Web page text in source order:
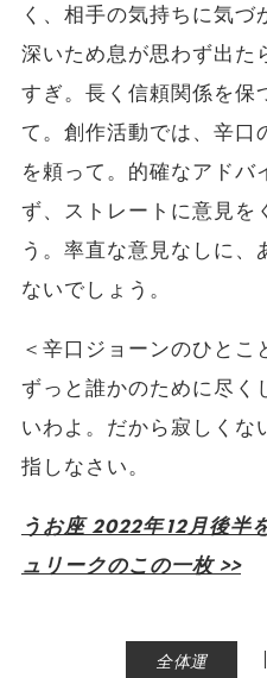
く、相手の気持ちに気
深いため息が思わず出た
すぎ。長く信頼関係を保
て。創作活動では、辛口
を頼って。的確なアドバ
ず、ストレートに意見を
う。率直な意見なしに、
ないでしょう。
＜辛口ジョーンのひとこ
ずっと誰かのために尽く
いわよ。だから寂しくな
指しなさい。
うお座 2022年12月後半
ュリークのこの一枚 >>
全体運 |